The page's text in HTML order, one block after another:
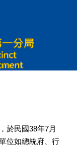
於民國38年7月
位如總統府、行